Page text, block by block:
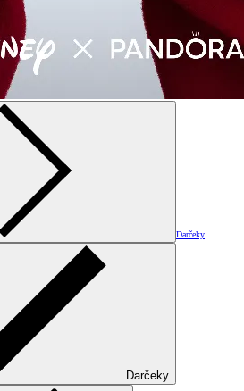
Darčeky
Darčeky